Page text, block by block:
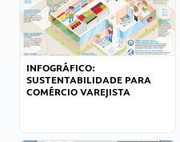
INFOGRÁFICO:
SUSTENTABILIDADE PARA
COMÉRCIO VAREJISTA